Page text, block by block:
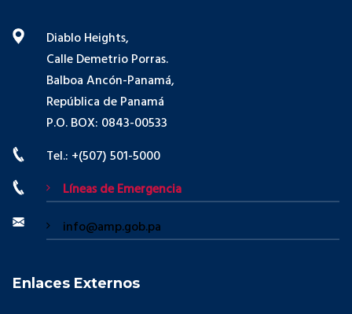
Diablo Heights,
Calle Demetrio Porras.
Balboa Ancón-Panamá,
República de Panamá
P.O. BOX: 0843-00533
Tel.: +(507) 501-5000
Líneas de Emergencia
info@amp.gob.pa
Enlaces Externos